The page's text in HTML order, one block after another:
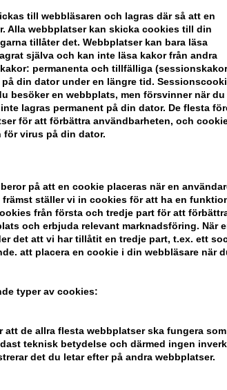
till webbläsaren och lagras där så att en
Alla webbplatser kan skicka cookies till din
tillåter det. Webbplatser kan bara läsa
själva och kan inte läsa kakor från andra
permanenta och tillfälliga
din dator under en längre tid.
besöker en webbplats, men försvinner när du
lagras permanent på din dator. De flesta
för att förbättra användbarheten, och
för virus på din dator.
på att en cookie placeras när en
ställer vi in ​​cookies för att ha en
från första och tredje part för att
och erbjuda relevant marknadsföring. När
det att vi har tillåtit en tredje part, t.ex. ett
att placera en cookie i din webbläsare när
typer av cookies:
de allra flesta webbplatser ska fungera
teknisk betydelse och därmed ingen
det du letar efter på andra webbplatser.
Du tjänar på köp av denna artikel -Visa
KÖP FÖR YTTERLIGARE 499,00 SEK OCH FÅ
BESKRIVNING RECENSIONER
Kerastase Resistance Serum
Kerastase Resistance Serum
Detta serum stärker håret från rot till spets.
masseras i hår och hårbotten.
Hur man använder Kerastase
- använd cirkulära rörelser - eventuellt i
Storlek: 50 ml